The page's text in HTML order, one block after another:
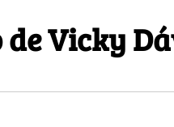
Vicky